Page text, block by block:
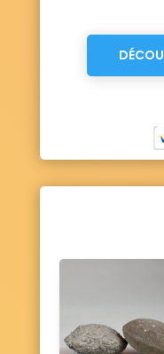
Valorbiquet 14290
Varaville 14390
La Vespière-
Vienne-en-Bessin
Vimont 14370
Aurseulles 14250